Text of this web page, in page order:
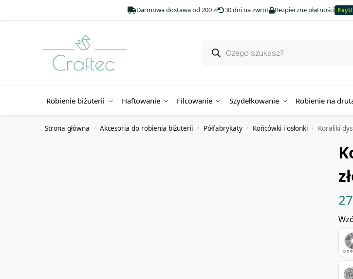
Darmowa dostawa od 200 zł 30 dni na zwrot Bezpieczne płatności PayU
Robienie biżuterii Haftowanie Filcowanie Szydełkowanie Robienie na
Strona główna / Akcesoria do robienia biżuterii / Półfabrykaty / Końcówki i osłonki / Koraliki